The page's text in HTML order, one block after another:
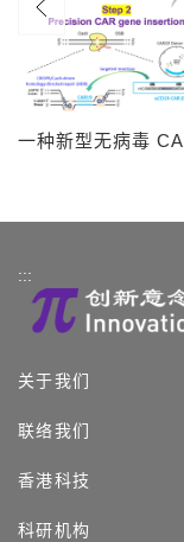
一种新型无病毒
:::
关于我们
联络我们
香港科技
科研机构